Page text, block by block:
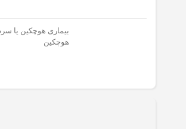
بیماری هوچکین یا
هوچکین